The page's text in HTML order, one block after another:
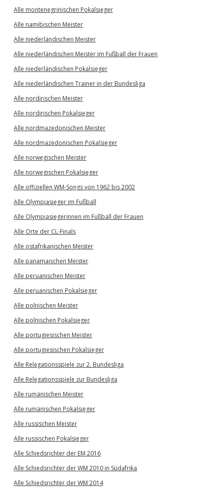
Alle montenegrinischen Pokalsieger
Alle namibischen Meister
Alle niederländischen Meister
Alle niederländischen Meister im Fußball der Frauen
Alle niederländischen Pokalsieger
Alle niederländischen Trainer in der Bundesliga
Alle nordirischen Meister
Alle nordirischen Pokalsieger
Alle nordmazedonischen Meister
Alle nordmazedonischen Pokalsieger
Alle norwegischen Meister
Alle norwegischen Pokalsieger
Alle offiziellen WM-Songs von 1962 bis 2002
Alle Olympiasieger im Fußball
Alle Olympiasiegerinnen im Fußball der Frauen
Alle Orte der CL-Finals
Alle ostafrikanischen Meister
Alle panamaischen Meister
Alle peruanischen Meister
Alle peruanischen Pokalsieger
Alle polnischen Meister
Alle polnischen Pokalsieger
Alle portugiesischen Meister
Alle portugiesischen Pokalsieger
Alle Relegationsspiele zur 2. Bundesliga
Alle Relegationsspiele zur Bundesliga
Alle rumänischen Meister
Alle rumänischen Pokalsieger
Alle russischen Meister
Alle russischen Pokalsieger
Alle Schiedsrichter der EM 2016
Alle Schiedsrichter der WM 2010 in Südafrika
Alle Schiedsrichter der WM 2014